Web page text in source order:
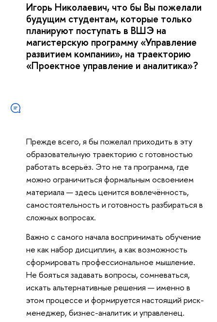
Игорь Николаевич, что бы Вы пожелали
будущим студентам, которые только
планируют поступать в ВШЭ на
магистерскую программу «Управление
развитием компании», на траекторию
«Проектное управление и аналитика»?
Прежде всего, я бы пожелал приходить в эту
образовательную траекторию с готовностью
работать всерьёз. Это не та программа, где
можно ограничиться формальным освоением
материала — здесь ценится вовлечённость,
самостоятельность и готовность разбираться в
сложных вопросах.
Важно с самого начала воспринимать обучение
не как набор дисциплин, а как возможность
сформировать профессиональное мышление.
Не бояться задавать вопросы, сомневаться,
искать альтернативные решения — именно в
этом процессе и формируется настоящий риск-
менеджер, бизнес-аналитик и управленец.